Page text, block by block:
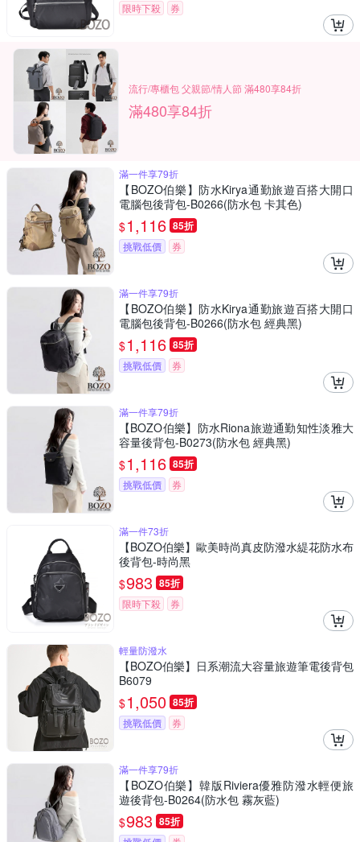
限時下殺 券
流行/專櫃包 父親節/情人節 滿480享84折
滿480享84折
滿一件享79折
【BOZO伯樂】防水Kirya通勤旅遊百搭大開口
電腦包後背包-B0266(防水包 卡其色)
$1,116 85折
挑戰低價 券
滿一件享79折
【BOZO伯樂】防水Kirya通勤旅遊百搭大開口
電腦包後背包-B0266(防水包 經典黑)
$1,116 85折
挑戰低價 券
滿一件享79折
【BOZO伯樂】防水Riona旅遊通勤知性淡雅大
容量後背包-B0273(防水包 經典黑)
$1,116 85折
挑戰低價 券
滿一件73折
【BOZO伯樂】歐美時尚真皮防潑水緹花防水布
後背包-時尚黑
$983 85折
限時下殺 券
輕量防潑水
【BOZO伯樂】日系潮流大容量旅遊筆電後背包
B6079
$1,050 85折
挑戰低價 券
滿一件享79折
【BOZO伯樂】韓版Riviera優雅防潑水輕便旅
遊後背包-B0264(防水包 霧灰藍)
$983 85折